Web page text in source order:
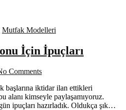
Mutfak Modelleri
İçin İpuçları
Comments
başlarına iktidar ilan ettikleri
alanı kimseyle paylaşamıyoruz.
ipuçları hazırladık. Oldukça şık…